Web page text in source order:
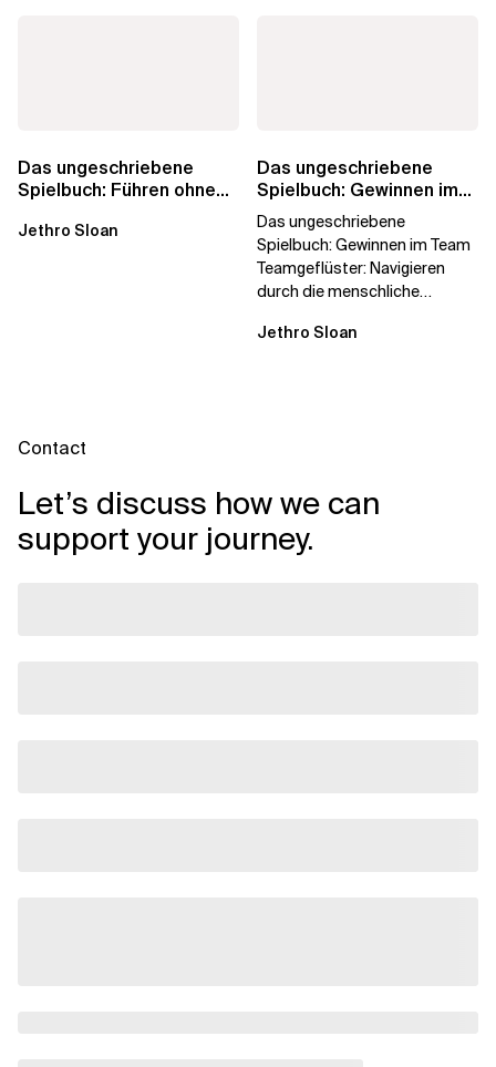
Das ungeschriebene
Spielbuch: Führen ohne
Jethro Sloan
Das ungeschriebene
Spielbuch: Gewinnen im
Team
Das ungeschriebene
Spielbuch: Gewinnen im Team
Teamgeflüster: Navigieren
durch die menschliche
vorbereitet hat „Wir...
Jethro Sloan
Contact
Let’s discuss how we can
support your journey.